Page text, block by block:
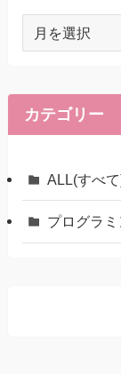
イ
ブ
カテゴリー
ALL(すべ
プログラ